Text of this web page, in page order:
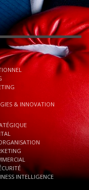
& INNOVATION
INTELLIGENCE